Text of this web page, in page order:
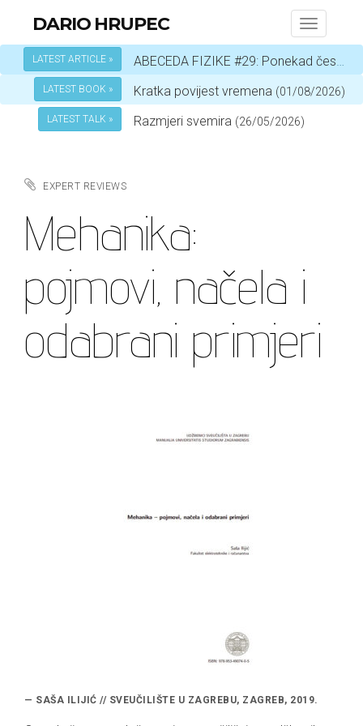
Toggle
DARIO HRUPEC
LATEST ARTICLE » ABECEDA FIZIKE #29: Ponekad čestica, a ponekad val – ovisi o okolnostima
LATEST BOOK » Kratka povijest vremena (01/08/2026)
LATEST TALK » Razmjeri svemira (26/05/2026)
EXPERT REVIEWS
Mehanika:
pojmovi, načela i
odabrani primjeri
— SAŠA ILIJIĆ // SVEUČILIŠTE U ZAGREBU, ZAGREB, 2019.